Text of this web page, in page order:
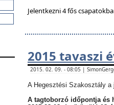
Jelentkezni 4 fős
2015 tavaszi
2015. 02. 09. - 08:05 |
A Hegesztési Szakosztály a
A tagtoborzó időpontja és